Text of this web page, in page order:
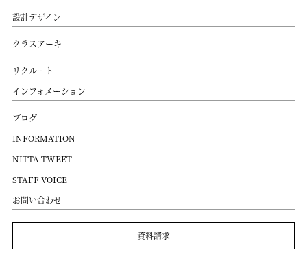
設計デザイン
クラスアーキ
リクルート
インフォメーション
ブログ
INFORMATION
NITTA TWEET
STAFF VOICE
お問い合わせ
資料請求